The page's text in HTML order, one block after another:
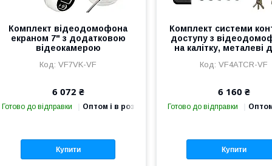
Комплект відеодомофона
екраном 7" з додатковою
відеокамерою
VF7VK-VF
6 072 ₴
Готово до відправки Оптом і в роздріб
Купити
Комплект системи
доступу з
на калітку, металеві
VF4ATCR-VF
6 160 ₴
Готово до відправки
Купити